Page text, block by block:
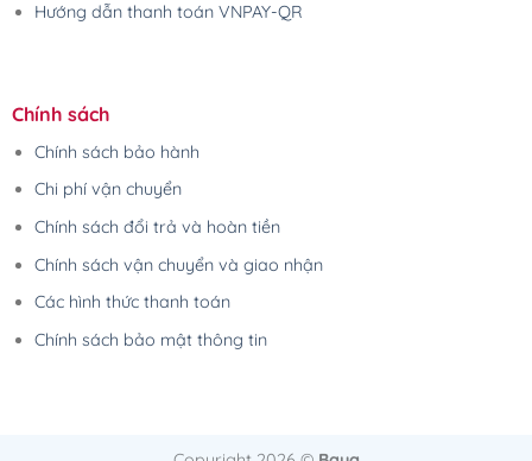
Hướng dẫn thanh toán VNPAY-QR
Chính sách
Chính sách bảo hành
Chi phí vận chuyển
Chính sách đổi trả và hoàn tiền
Chính sách vận chuyển và giao nhận
Các hình thức thanh toán
Chính sách bảo mật thông tin